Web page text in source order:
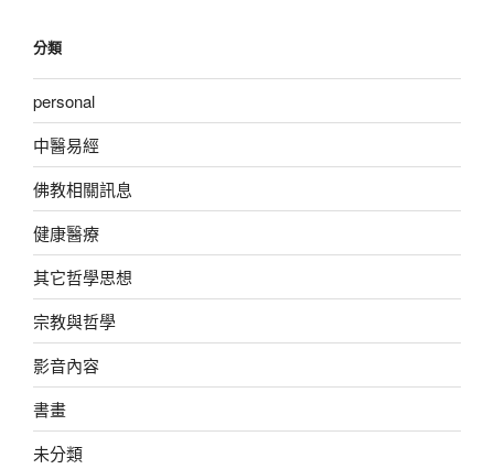
分類
personal
中醫易經
佛教相關訊息
健康醫療
其它哲學思想
宗教與哲學
影音內容
書畫
未分類